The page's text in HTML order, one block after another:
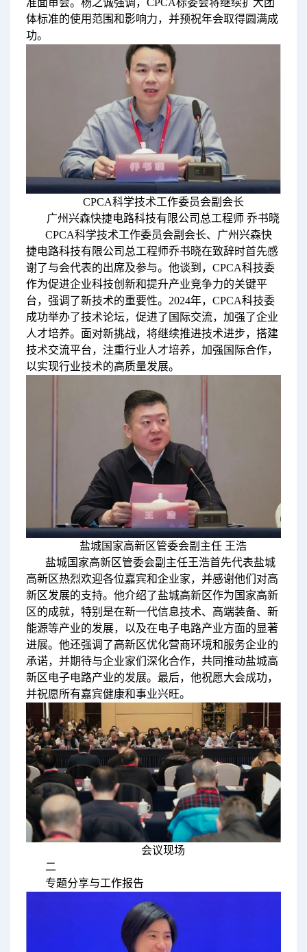
体标准的使用范围和影响力，并预祝年会取得圆满成
功。
CPCA科学技术工作委员会副会长
广州兴森快捷电路科技有限公司总工程师 乔书晓
CPCA科学技术工作委员会副会长、广州兴森快
捷电路科技有限公司总工程师乔书晓在致辞时首先感
谢了与会代表的出席及参与。他谈到，CPCA科技委
作为促进企业科技创新和提升产业竞争力的关键平
台，强调了新技术的重要性。2024年，CPCA科技委
成功举办了技术论坛，促进了国际交流，加强了企业
人才培养。面对新挑战，将继续推进技术进步，搭建
技术交流平台，注重行业人才培养，加强国际合作，
以实现行业技术的高质量发展。
盐城国家高新区管委会副主任 王浩
盐城国家高新区管委会副主任王浩首先代表盐城
高新区热烈欢迎各位嘉宾和企业家，并感谢他们对高
新区发展的支持。他介绍了盐城高新区作为国家高新
区的成就，特别是在新一代信息技术、高端装备、新
能源等产业的发展，以及在电子电路产业方面的显著
进展。他还强调了高新区优化营商环境和服务企业的
承诺，并期待与企业家们深化合作，共同推动盐城高
新区电子电路产业的发展。最后，他祝愿大会成功，
并祝愿所有嘉宾健康和事业兴旺。
会议现场
二
专题分享与工作报告